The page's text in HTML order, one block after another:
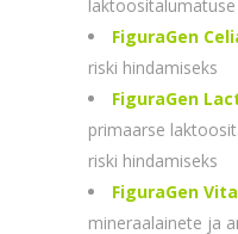
FiguraGen
riski hindamiseks
FiguraGen
primaarse
riski hindamiseks
FiguraGen Vita
mineraalainete ja